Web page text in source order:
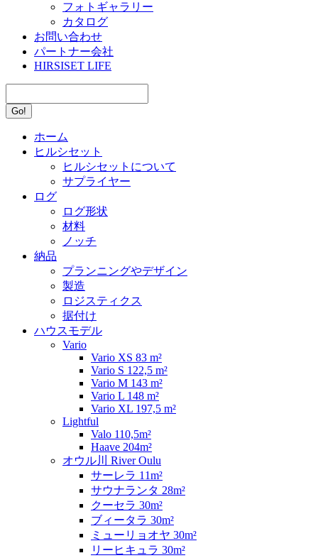
フォトギャラリー
カタログ
お問い合わせ
パートナー会社
HIRSISET LIFE
ホーム
ヒルシセット
ヒルシセットについて
サプライヤー
ログ
ログ形状
材料
ノッチ
納品
プランニングやデザイン
製造
ロジスティクス
据付け
ハウスモデル
Vario
Vario XS 83 m²
Vario S 122,5 m²
Vario M 143 m²
Vario L 148 m²
Vario XL 197,5 m²
Lightful
Valo 110,5m²
Haave 204m²
オウル川 River Oulu
サーレラ 11m²
サウナランタ 28m²
クーセラ 30m²
ブィータラ 30m²
ミューリョオヤ 30m²
リーヒキュラ 30m²